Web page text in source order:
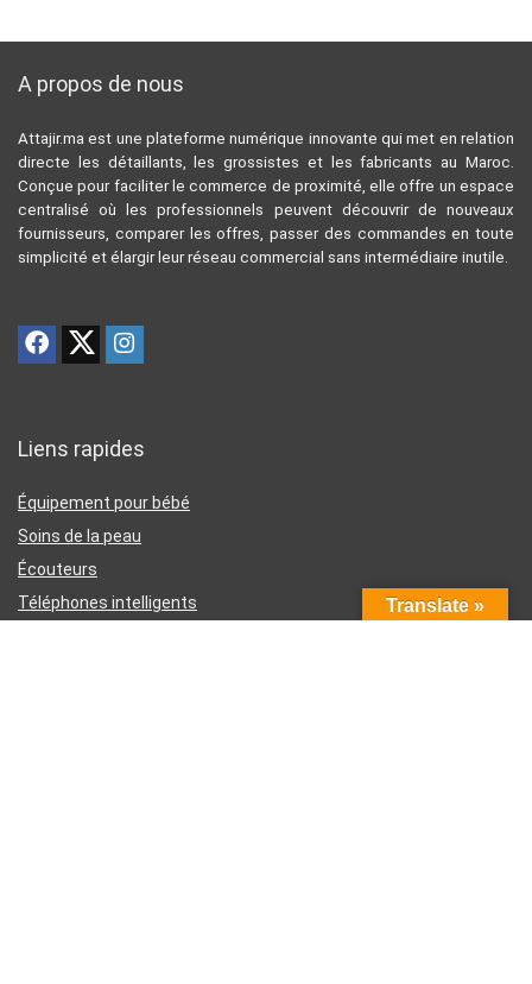
A propos de nous
Attajir.ma est une plateforme numérique innovante qui met en relation
directe les détaillants, les grossistes et les fabricants au Maroc.
Conçue pour faciliter le commerce de proximité, elle offre un espace
centralisé où les professionnels peuvent découvrir de nouveaux
fournisseurs, comparer les offres, passer des commandes en toute
simplicité et élargir leur réseau commercial sans intermédiaire inutile.
Liens rapides
Équipement pour bébé
Soins de la peau
Écouteurs
Téléphones intelligents
Translate »